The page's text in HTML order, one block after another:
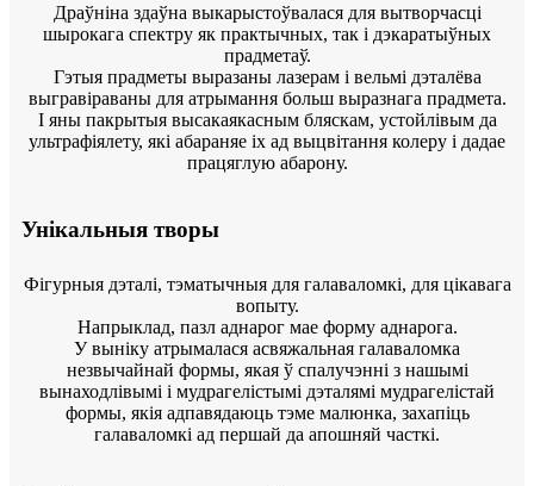
Драўніна здаўна выкарыстоўвалася для вытворчасці
шырокага спектру як практычных, так і дэкаратыўных
прадметаў.
Гэтыя прадметы выразаны лазерам і вельмі дэталёва
выгравіраваны для атрымання больш выразнага прадмета.
І яны пакрытыя высакаякасным бляскам, устойлівым да
ультрафіялету, які абараняе іх ад выцвітання колеру і дадае
працяглую абарону.
Унікальныя творы
Фігурныя дэталі, тэматычныя для галаваломкі, для цікавага
вопыту.
Напрыклад, пазл аднарог мае форму аднарога.
У выніку атрымалася асвяжальная галаваломка
незвычайнай формы, якая ў спалучэнні з нашымі
вынаходлівымі і мудрагелістымі дэталямі мудрагелістай
формы, якія адпавядаюць тэме малюнка, захапіць
галаваломкі ад першай да апошняй часткі.